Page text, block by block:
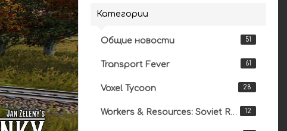
Категории
51
Общие новости
61
Transport Fever
28
Voxel Tycoon
12
Workers & Resources: Soviet Republic